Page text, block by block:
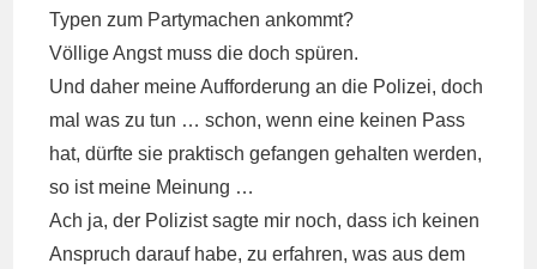
Typen zum Partymachen ankommt?
Völlige Angst muss die doch spüren.
Und daher meine Aufforderung an die Polizei, doch
mal was zu tun … schon, wenn eine keinen Pass
hat, dürfte sie praktisch gefangen gehalten werden,
so ist meine Meinung …
Ach ja, der Polizist sagte mir noch, dass ich keinen
Anspruch darauf habe, zu erfahren, was aus dem